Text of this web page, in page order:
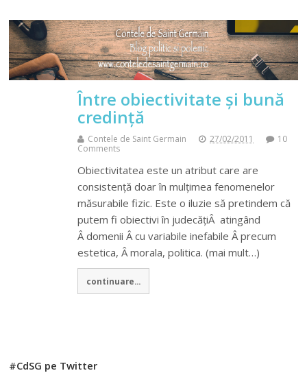
Între obiectivitate și bună
credință
Contele de Saint Germain 27/02/2011
10
Comments
Obiectivitatea este un atribut care are
consistență doar în mulțimea fenomenelor
măsurabile fizic. Este o iluzie să pretindem că
putem fi obiectivi în judecățiÂ atingând
Â domenii Â cu variabile inefabile Â precum
estetica, Â morala, politica. (mai mult…)
continuare...
#CdSG pe Twitter